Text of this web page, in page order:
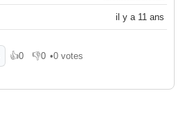
il y a 11 ans
👍0
J'aime 👎0
Je n'aime pas
•0 votes